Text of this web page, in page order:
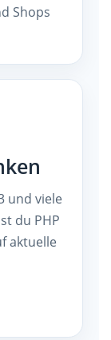
Shops
und viele
du PHP
aktuelle